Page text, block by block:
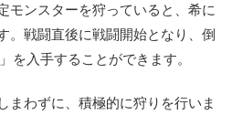
モンスターを狩っていると、希に
。戦闘直後に戦闘開始となり、倒
を入手することができます。
まわずに、積極的に狩りを行いま